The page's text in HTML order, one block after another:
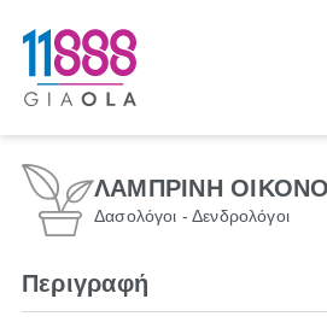
ΛΑΜΠΡΙΝΗ
Δασολόγοι - Δενδρολόγοι
Περιγραφή